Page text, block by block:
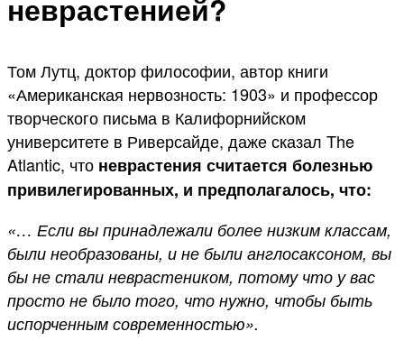
неврастенией?
Том Лутц, доктор философии, автор книги
«Американская нервозность: 1903» и профессор
творческого письма в Калифорнийском
университете в Риверсайде, даже сказал The
Atlantic, что неврастения считается болезнью
привилегированных, и предполагалось, что:
«… Если вы принадлежали более низким классам,
были необразованы, и не были англосаксоном, вы
бы не стали неврастеником, потому что у вас
просто не было того, что нужно, чтобы быть
испорченным современностью».